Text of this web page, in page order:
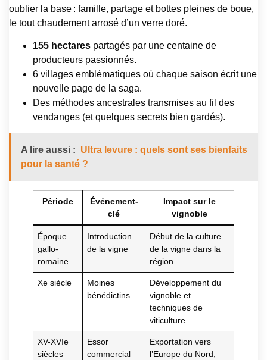
oublier la base : famille, partage et bottes pleines de boue,
le tout chaudement arrosé d’un verre doré.
155 hectares partagés par une centaine de
producteurs passionnés.
6 villages emblématiques où chaque saison écrit une
nouvelle page de la saga.
Des méthodes ancestrales transmises au fil des
vendanges (et quelques secrets bien gardés).
A lire aussi : Ultra levure : quels sont ses bienfaits
pour la santé ?
Période
Événement-
clé
Impact sur le
vignoble
Époque
gallo-
romaine
Introduction
de la vigne
Début de la culture
de la vigne dans la
région
Xe siècle
Moines
bénédictins
Développement du
vignoble et
techniques de
viticulture
XV-XVIe
siècles
Essor
commercial
Exportation vers
l’Europe du Nord,